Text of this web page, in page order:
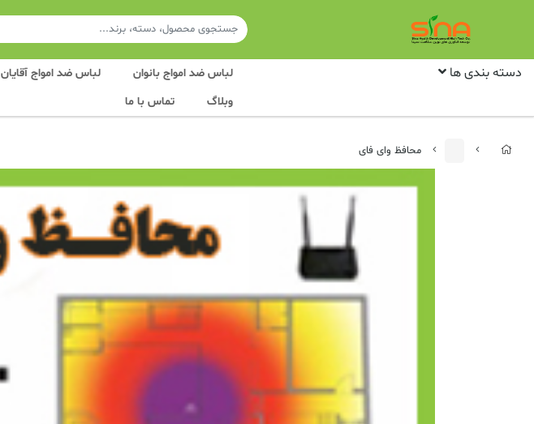
دسته بندی ها لباس ضد امواج بانوان لباس ضد امواج آقایان
وبلاگ
تماس با ما
محافظ وای فای